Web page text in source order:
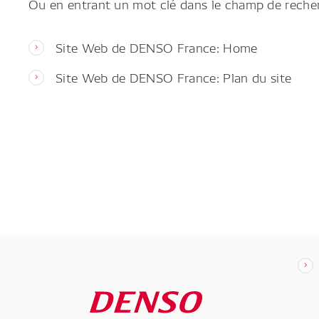
Site Web de DENSO France: Home
Site Web de DENSO France: Plan du site